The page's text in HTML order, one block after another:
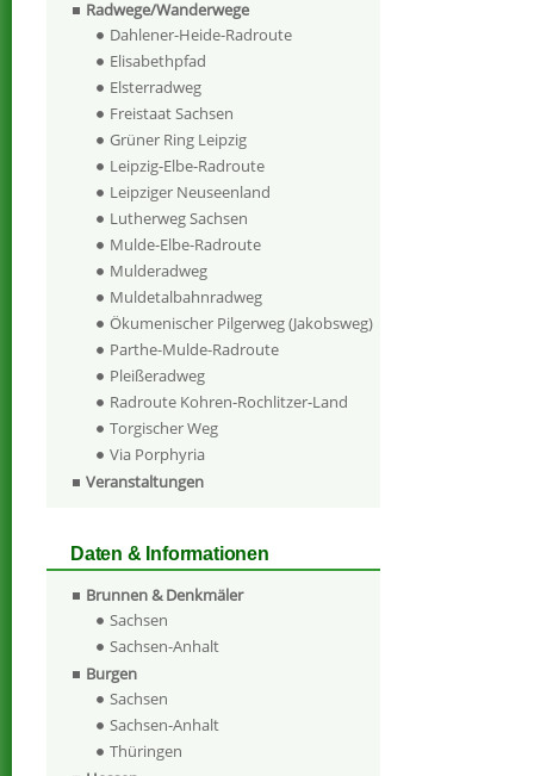
Radwege/Wanderwege
Dahlener-Heide-Radroute
Elisabethpfad
Elsterradweg
Freistaat Sachsen
Grüner Ring Leipzig
Leipzig-Elbe-Radroute
Leipziger Neuseenland
Lutherweg Sachsen
Mulde-Elbe-Radroute
Mulderadweg
Muldetalbahnradweg
Ökumenischer Pilgerweg (Jakobsweg)
Parthe-Mulde-Radroute
Pleißeradweg
Radroute Kohren-Rochlitzer-Land
Torgischer Weg
Via Porphyria
Veranstaltungen
Daten & Informationen
Brunnen & Denkmäler
Sachsen
Sachsen-Anhalt
Burgen
Sachsen
Sachsen-Anhalt
Thüringen